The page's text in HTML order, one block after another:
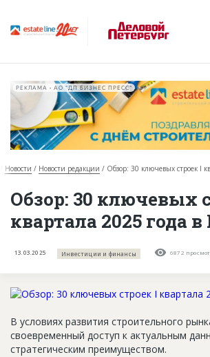
О проекте
Горячие объекты
Глоссарий
Новости
Платные услуги
РЕКЛАМА • АО "ДП БИЗНЕС ПРЕСС"
Новости Новости редакции Обзор: 30 ключевых строек I
Обзор: 30 ключевых
квартала 2025 года в
13.03.2025 Инвестиции и финансы 6872
В условиях развития строительного
своевременный доступ к актуальным
стратегическим преимуществом.